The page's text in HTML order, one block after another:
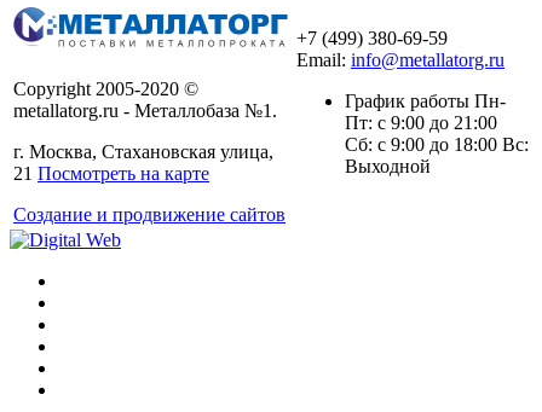
Copyright 2005-2020 ©
metallatorg.ru - Металлобаза №1.
г. Москва, Стахановская улица,
21 Посмотреть на карте
Создание и продвижение сайтов
+7 (499) 380-69-59
Email: info@metallatorg.ru
График работы Пн-
Пт: с 9:00 до 21:00
Сб: с 9:00 до 18:00 Вс:
Выходной